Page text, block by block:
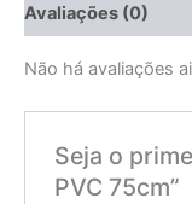
Avaliações (0)
Não há avaliações
Seja o
PVC 75cm”